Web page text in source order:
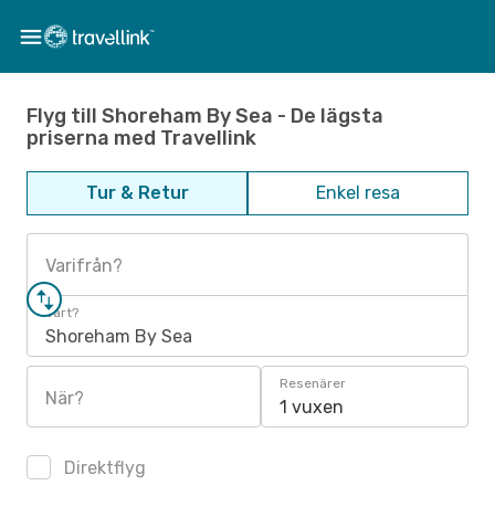
Flyg till Shoreham By Sea - De lägsta
priserna med Travellink
Tur & Retur Enkel resa
Varifrån?
Vart?
Shoreham By Sea
När?
Resenärer
1 vuxen
Direktflyg